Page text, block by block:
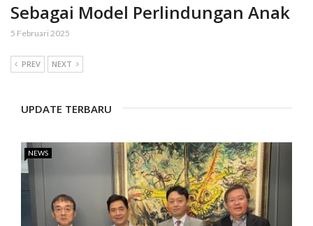
Sebagai Model Perlindungan Anak
5 Februari 2025
PREV NEXT
UPDATE TERBARU
NEWS